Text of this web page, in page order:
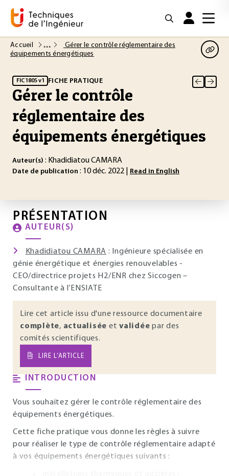
Accueil
Gérer le contrôle réglementaire des
équipements énergétiques
FIC1805 v1 FICHE PRATIQUE
Gérer le contrôle
réglementaire des
équipements énergétiques
Auteur(s) : Khadidiatou CAMARA
Date de publication : 10 déc. 2022 | Read in English
PRÉSENTATION
AUTEUR(S)
Khadidiatou CAMARA : Ingénieure spécialisée en
génie énergétique et énergies renouvelables -
CEO/directrice projets H2/ENR chez Siccogen –
Consultante à l’ENSIATE
Lire cet article issu d'une ressource documentaire
complète, actualisée et validée par des
comités scientifiques.
LIRE L’ARTICLE
INTRODUCTION
Vous souhaitez gérer le contrôle réglementaire des
équipements énergétiques.
Cette fiche pratique vous donne les règles à suivre
pour réaliser le type de contrôle réglementaire adapté
à vos équipements énergétiques suivants :